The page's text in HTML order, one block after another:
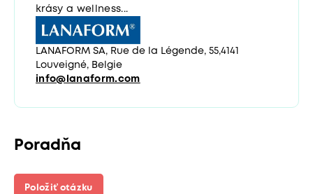
krásy a wellness...
LANAFORM SA, Rue de la Légende, 55,4141
Louveigné, Belgie
info@lanaform.com
Poradňa
Položiť otázku